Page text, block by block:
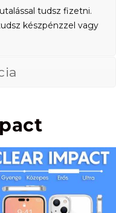
tudsz fizetni.
készpénzzel vagy